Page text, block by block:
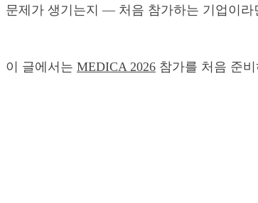
문제가 생기는지 — 처음 참가하는 기업이
이 글에서는 MEDICA 2026 참가를 처음 준